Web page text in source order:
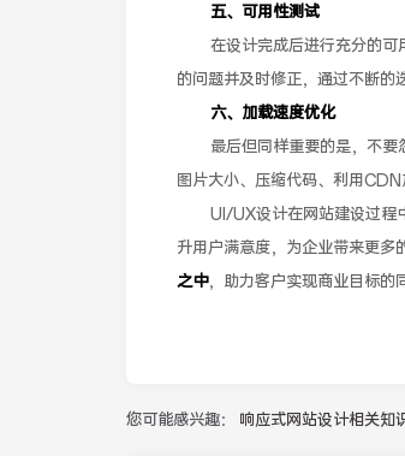
五、可用性测试
在设计完成后进行充分的
的问题并及时修正，通过不断的
六、加载速度优化
最后但同样重要的是，不
图片大小、压缩代码、利用
UI/UX设计在网站建设过程
升用户满意度，为企业带来更多
之中，助力客户实现商业目标的
您可能感兴趣： 响应式网站设计相关知